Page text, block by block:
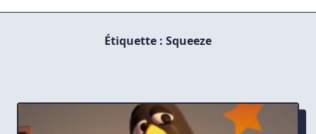
Étiquette : Squeeze